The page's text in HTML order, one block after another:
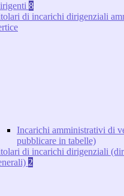
8
di incarichi dirigenziali
Incarichi amministrativi di
pubblicare in tabelle)
di incarichi dirigenziali
2